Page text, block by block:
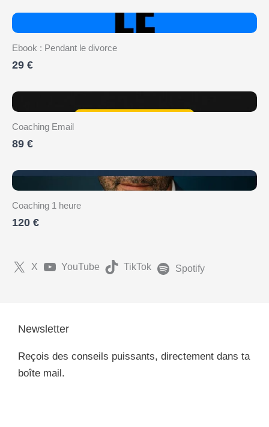
Ebook : Pendant le divorce
29 €
Coaching Email
89 €
Coaching 1 heure
120 €
X YouTube TikTok Spotify
Newsletter
Reçois des conseils puissants, directement dans ta
boîte mail.